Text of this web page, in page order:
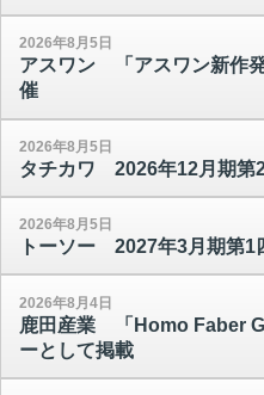
2026年8月5日
アスワン 「アスワン新作
催
2026年8月5日
タチカワ 2026年12月期第
2026年8月5日
トーソー 2027年3月期第1
2026年8月4日
鹿田産業 「Homo Faber
ーとして掲載